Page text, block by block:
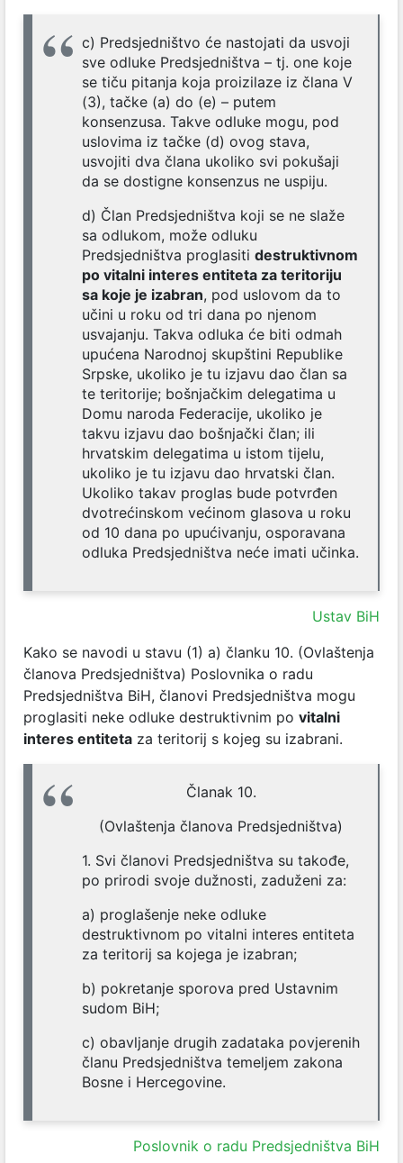
c) Predsjedništvo će nastojati da usvoji
sve odluke Predsjedništva – tj. one koje
se tiču pitanja koja proizilaze iz člana V
(3), tačke (a) do (e) – putem
konsenzusa. Takve odluke mogu, pod
uslovima iz tačke (d) ovog stava,
usvojiti dva člana ukoliko svi pokušaji
da se dostigne konsenzus ne uspiju.
d) Član Predsjedništva koji se ne slaže
sa odlukom, može odluku
Predsjedništva proglasiti destruktivnom
po vitalni interes entiteta za teritoriju
sa koje je izabran, pod uslovom da to
učini u roku od tri dana po njenom
usvajanju. Takva odluka će biti odmah
upućena Narodnoj skupštini Republike
Srpske, ukoliko je tu izjavu dao član sa
te teritorije; bošnjačkim delegatima u
Domu naroda Federacije, ukoliko je
takvu izjavu dao bošnjački član; ili
hrvatskim delegatima u istom tijelu,
ukoliko je tu izjavu dao hrvatski član.
Ukoliko takav proglas bude potvrđen
dvotrećinskom većinom glasova u roku
od 10 dana po upućivanju, osporavana
odluka Predsjedništva neće imati učinka.
Ustav BiH
Kako se navodi u stavu (1) a) članku 10. (Ovlaštenja
članova Predsjedništva) Poslovnika o radu
Predsjedništva BiH, članovi Predsjedništva mogu
proglasiti neke odluke destruktivnim po vitalni
interes entiteta za teritorij s kojeg su izabrani.
Članak 10.
(Ovlaštenja članova Predsjedništva)
1. Svi članovi Predsjedništva su takođe,
po prirodi svoje dužnosti, zaduženi za:
a) proglašenje neke odluke
destruktivnom po vitalni interes entiteta
za teritorij sa kojega je izabran;
b) pokretanje sporova pred Ustavnim
sudom BiH;
c) obavljanje drugih zadataka povjerenih
članu Predsjedništva temeljem zakona
Bosne i Hercegovine.
Poslovnik o radu Predsjedništva BiH